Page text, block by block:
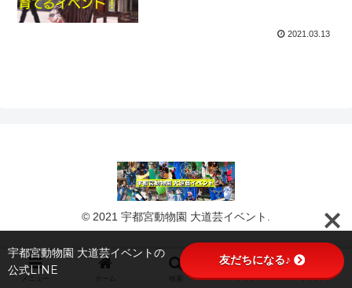
2021.03.13
© 2021 宇都宮動物園 大道芸イベント.
トップ サイドバー
宇都宮動物園 大道芸イベントの
公式LINE
友だちになる♪